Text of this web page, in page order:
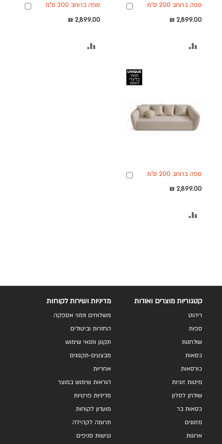
ספה ברוחב 200 ס"מ
2,899.00 ₪
הוספה
ספה ברוחב 200 ס"מ
2,899.00 ₪
הוספה
ספה ברוחב 200 ס"מ
2,899.00 ₪
הוספה
קטגוריות מוצרים ואודות
ריהוט
ספות
שולחנות
כסאות
כורסאות
מיטות זוגיות
שולחן לסלון
כסאות בר
מזנונים
ארונות
מדיניות ושירות לקוחות
משלוחים וזמני אספקה
החזרות וביטולים
תקנון ותנאי שימוש
מבצעים-תקנונים
אחריות
הוראות שימוש במוצר
מדיניות פרטיות
מועדון לקוחות
תרומה לקהילה
נגישות סניפים